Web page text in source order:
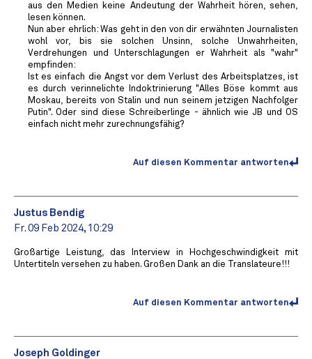
aus den Medien keine Andeutung der Wahrheit hören, sehen,
lesen können.
Nun aber ehrlich: Was geht in den von dir erwähnten Journalisten
wohl vor, bis sie solchen Unsinn, solche Unwahrheiten,
Verdrehungen und Unterschlagungen er Wahrheit als "wahr"
empfinden:
Ist es einfach die Angst vor dem Verlust des Arbeitsplatzes, ist
es durch verinnelichte Indoktrinierung "Alles Böse kommt aus
Moskau, bereits von Stalin und nun seinem jetzigen Nachfolger
Putin". Oder sind diese Schreiberlinge - ähnlich wie JB und OS
einfach nicht mehr zurechnungsfähig?
Auf diesen Kommentar antworten
Justus Bendig
Fr. 09 Feb 2024, 10:29
Großartige Leistung, das Interview in Hochgeschwindigkeit mit
Untertiteln versehen zu haben. Großen Dank an die Translateure!!!
Auf diesen Kommentar antworten
Joseph Goldinger